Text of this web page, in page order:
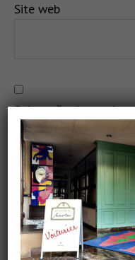
Site web
Salvează-mi numele,
navigator pentru
CAUTARE